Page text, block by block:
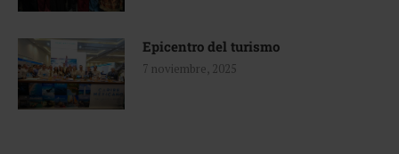
Epicentro del turismo
7 noviembre, 2025